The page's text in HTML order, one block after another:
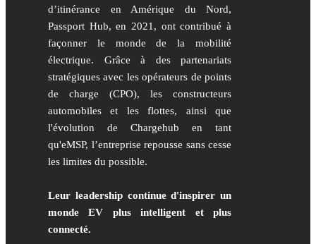
d’itinérance en Amérique du Nord,
Passport Hub, en 2021, ont contribué à
façonner le monde de la mobilité
électrique. Grâce à des partenariats
stratégiques avec les opérateurs de points
de charge (CPO), les constructeurs
automobiles et les flottes, ainsi que
l'évolution de Chargehub en tant
qu'eMSP, l’entreprise repousse sans cesse
les limites du possible.
Leur leadership continue d'inspirer un
monde EV plus intelligent et plus
connecté.